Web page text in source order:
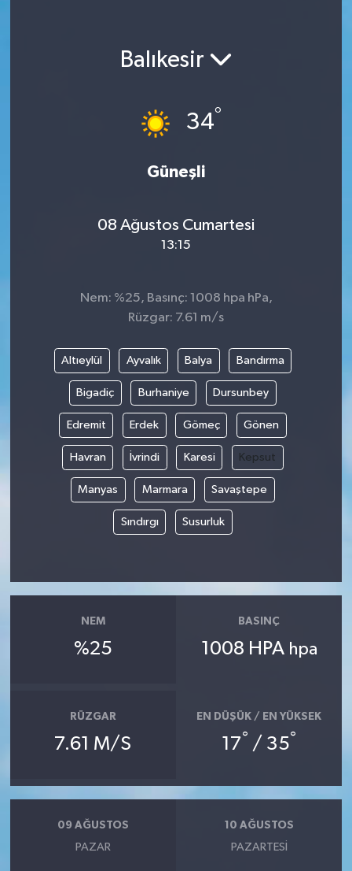
Balıkesir
34°
Güneşli
08 Ağustos Cumartesi
13:15
Nem: %25, Basınç: 1008 hpa hPa,
Rüzgar: 7.61 m/s
Altıeylül Ayvalık Balya Bandırma
Bigadiç Burhaniye Dursunbey
Edremit Erdek Gömeç Gönen
Havran İvrindi Karesi Kepsut
Manyas Marmara Savaştepe
Sındırgı Susurluk
NEM
%25
BASINÇ
1008 HPA hpa
RÜZGAR
7.61 M/S
EN DÜŞÜK / EN YÜKSEK
17° / 35°
09 AĞUSTOS
PAZAR
10 AĞUSTOS
PAZARTESI